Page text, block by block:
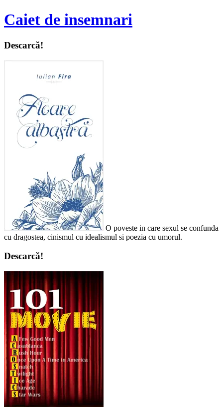
Caiet de insemnari
Descarcă!
O poveste in care sexul se confunda
cu dragostea, cinismul cu idealismul si poezia cu umorul.
Descarcă!